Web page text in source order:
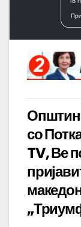
со
TV, Ве